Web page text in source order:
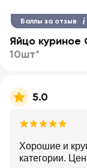
Баллы за отзыв
Яйцо куриное
10шт*
5.0
Хорошие и
категории.